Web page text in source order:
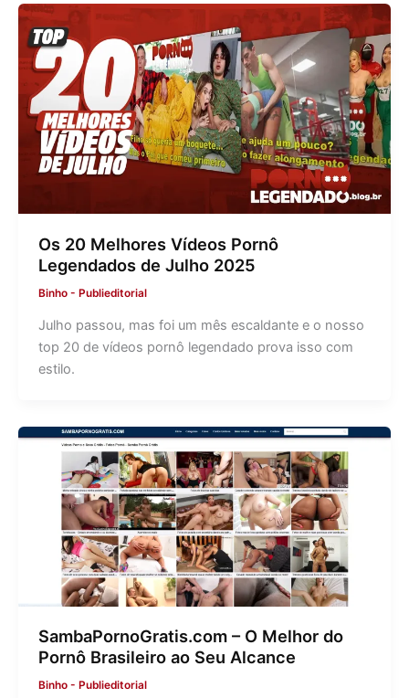
Os 20 Melhores Vídeos Pornô
Legendados de Julho 2025
Binho - Publieditorial
Julho passou, mas foi um mês escaldante e o nosso
top 20 de vídeos pornô legendado prova isso com
estilo.
SambaPornoGratis.com – O Melhor do
Pornô Brasileiro ao Seu Alcance
Binho - Publieditorial